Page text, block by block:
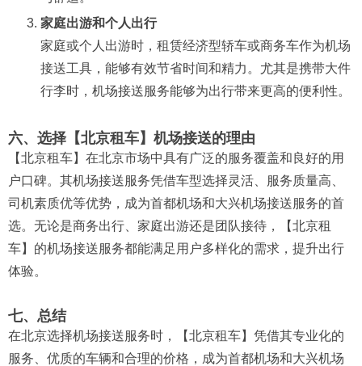
家庭出游和个人出行
家庭或个人出游时，租赁经济型轿车或商务车作为机场
接送工具，能够有效节省时间和精力。尤其是携带大件
行李时，机场接送服务能够为出行带来更高的便利性。
六、选择【北京租车】机场接送的理由
【北京租车】在北京市场中具有广泛的服务覆盖和良好的用
户口碑。其机场接送服务凭借车型选择灵活、服务质量高、
司机素质优等优势，成为首都机场和大兴机场接送服务的首
选。无论是商务出行、家庭出游还是团队接待，【北京租
车】的机场接送服务都能满足用户多样化的需求，提升出行
体验。
七、总结
在北京选择机场接送服务时，【北京租车】凭借其专业化的
服务、优质的车辆和合理的价格，成为首都机场和大兴机场